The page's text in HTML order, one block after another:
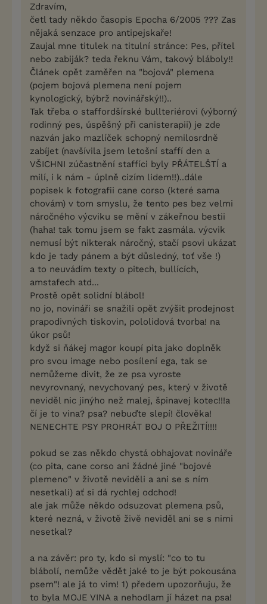
Zdravím,
četl tady někdo časopis Epocha 6/2005 ??? Zas
nějaká senzace pro antipejskaře!
Zaujal mne titulek na titulní stránce: Pes, přítel
nebo zabiják? teda řeknu Vám, takový bláboly!!
Článek opět zaměřen na "bojová" plemena
(pojem bojová plemena není pojem
kynologický, býbrž novinářský!!)..
Tak třeba o staffordšírské bullteriérovi (výborný
rodinný pes, úspěšný při canisterapii) je zde
nazván jako mazlíček schopný nemilosrdně
zabíjet (navšívila jsem letošní staffí den a
VŠICHNI zúčastnění staffíci byly PŘÁTELŠTÍ a
milí, i k nám - úplně cizím lidem!!)..dále
popisek k fotografii cane corso (které sama
chovám) v tom smyslu, že tento pes bez velmi
náročného výcviku se mění v zákeřnou bestii
(haha! tak tomu jsem se fakt zasmála. výcvik
nemusí být nikterak náročný, stačí psovi ukázat
kdo je tady pánem a být důsledný, toť vše !)
a to neuvádím texty o pitech, bullících,
amstafech atd...
Prostě opět solidní blábol!
no jo, novináři se snažili opět zvýšit prodejnost
prapodivných tiskovin, pololidová tvorba! na
úkor psů!
když si ňákej magor koupí pita jako doplněk
pro svou image nebo posílení ega, tak se
nemůžeme divit, že ze psa vyroste
nevyrovnaný, nevychovaný pes, který v životě
neviděl nic jinýho než malej, špinavej kotec!!!a
čí je to vina? psa? nebuďte slepí! člověka!
NENECHTE PSY PROHRÁT BOJ O PŘEŽITÍ!!!!
pokud se zas někdo chystá obhajovat novináře
(co pita, cane corso ani žádné jiné "bojové
plemeno" v životě neviděli a ani se s ním
nesetkali) ať si dá rychlej odchod!
ale jak může někdo odsuzovat plemena psů,
které nezná, v životě živě neviděl ani se s nimi
nesetkal?
a na závěr: pro ty, kdo si myslí: "co to tu
blábolí, nemůže vědět jaké to je být pokousána
psem"! ale já to vim! 1) předem upozorňuju, že
to byla MOJE VINA a nehodlam jí házet na psa!